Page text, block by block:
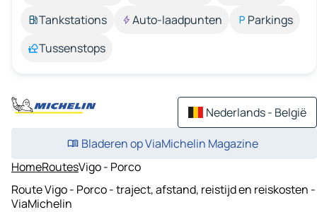
Tankstations
Auto-laadpunten
Parkings
Tussenstops
Nederlands - België
Bladeren op ViaMichelin Magazine
HomeRoutesVigo - Porco
Route Vigo - Porco - traject, afstand, reistijd en reiskosten -
ViaMichelin